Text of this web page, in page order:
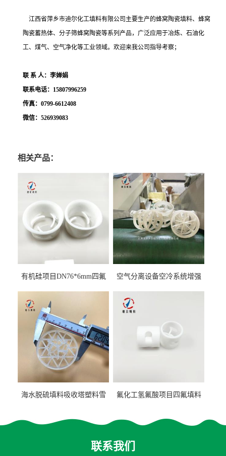
江西省萍乡市迪尔化工填料有限公司主要生产的蜂窝陶瓷填料、蜂窝
陶瓷蓄热体、分子筛蜂窝陶瓷等系列产品，广泛应用于冶炼、石油化
工、煤气、空气净化等工业领域。欢迎来我公司指导考察；
联 系 人：李婵娟
联系电话： 15807996259
传真： 0799-6612408
微信： 526939083
相关产品：
有机硅项目DN76*6mm四氟
空气分离设备空冷系统增强
海水脱硫填料吸收塔塑料雪
氟化工氢氟酸项目四氟填料
蚀
联系我们